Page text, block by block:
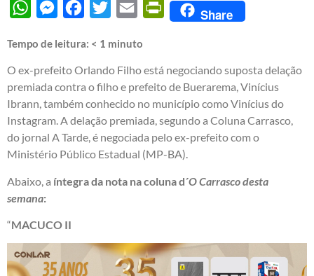
WhatsAppMessengerFacebook
Twitter Email PrintFriendly
Share
Tempo de leitura: < 1 minuto
O ex-prefeito Orlando Filho está negociando suposta delação
premiada contra o filho e prefeito de Buerarema, Vinícius
Ibrann, também conhecido no município como Vinícius do
Instagram. A delação premiada, segundo a Coluna Carrasco,
do jornal A Tarde, é negociada pelo ex-prefeito com o
Ministério Público Estadual (MP-BA).
Abaixo, a íntegra da nota na coluna d´O Carrasco desta
semana:
“MACUCO II